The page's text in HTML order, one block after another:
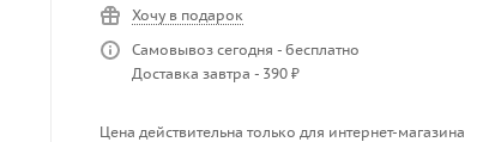
Хочу в подарок
Самовывоз сегодня - бесплатно
Доставка завтра - 390 ₽
Цена действительна только для интернет-магазина